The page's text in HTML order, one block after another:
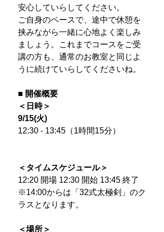
安心していらしてください。
ご自身のペースで、途中で休憩を
挟みながら一緒に心地よく楽しみ
ましょう。これまでコースをご受
講の方も、通常のお教室と同じよ
うに続けていらしてくださいね。
■ 開催概要
＜日時＞
9/15(火)
12:30 - 13:45（1時間15分）
＜タイムスケジュール＞
12:20 開場 12:30 開始 13:45 終了
※14:00からは「32式太極剣」のク
ラスとなります。
＜場所＞